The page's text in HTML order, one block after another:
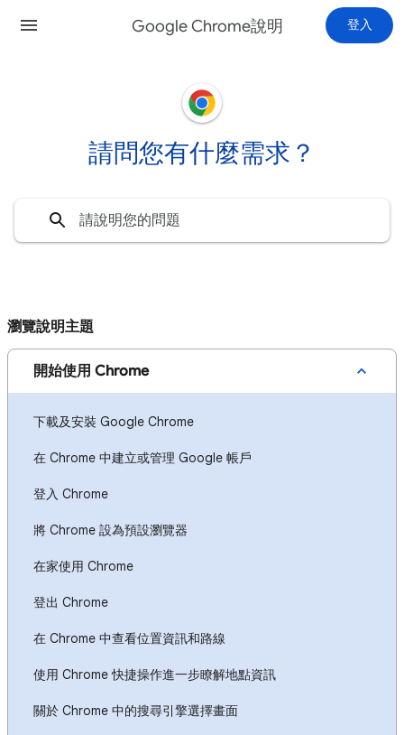
Google Chrome說明 登入
請問您有什麼需求？
瀏覽說明主題
開始使用 Chrome
下載及安裝 Google Chrome
在 Chrome 中建立或管理 Google 帳戶
登入 Chrome
將 Chrome 設為預設瀏覽器
在家使用 Chrome
登出 Chrome
在 Chrome 中查看位置資訊和路線
使用 Chrome 快捷操作進一步瞭解地點資訊
關於 Chrome 中的搜尋引擎選擇畫面